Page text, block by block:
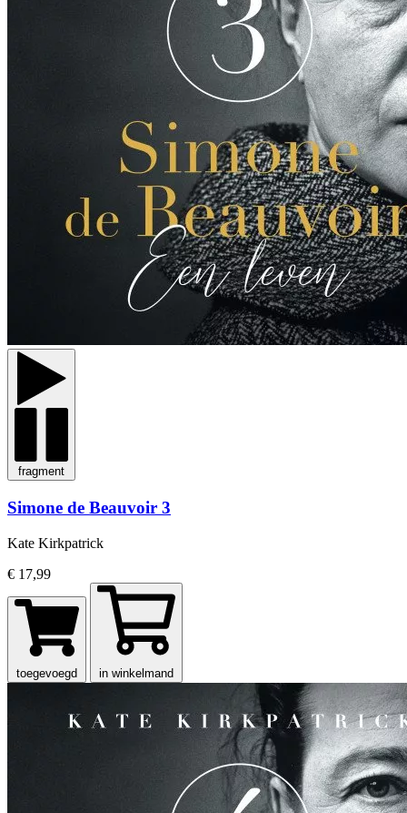
fragment
Simone de Beauvoir 3
Kate Kirkpatrick
€ 17,99
toegevoegd in winkelmand